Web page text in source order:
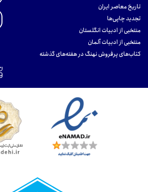
تاریخ معاصر ایران
تجدید چاپی‌ها
منتخبی از ادبیات انگلستان
منتخبی از ادبیات آلمان
کتاب‌های پرفروش نهنگ در هفته‌های گذشته